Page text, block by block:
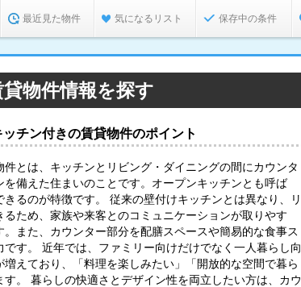
最近見た物件 気になるリスト 保存中の条件
物件情報を探す
チン付きの賃貸物件のポイント
とは、キッチンとリビング・ダイニングの間にカウンタ
備えた住まいのことです。オープンキッチンとも呼ば
るのが特徴です。 従来の壁付けキッチンとは異なり、リ
ため、家族や来客とのコミュニケーションが取りやす
また、カウンター部分を配膳スペースや簡易的な食事ス
す。 近年では、ファミリー向けだけでなく一人暮らし向
えており、「料理を楽しみたい」「開放的な空間で暮ら
。 暮らしの快適さとデザイン性を両立したい方は、カウ